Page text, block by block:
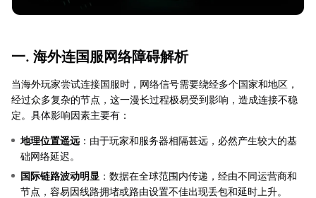
一. 海外连国服网络障碍解析
当海外玩家尝试连接国服时，网络信号需要绕经多个国家和地区，
经过众多复杂的节点，这一漫长过程极易受到影响，造成连接不稳
定。具体影响因素主要有：
地理位置遥远 ：由于玩家和服务器相隔甚远，必然产生较大的基
础网络延迟。
国际链路波动明显 ：数据在全球范围内传递，经由不同运营商和
节点，容易因线路拥堵或路由设置不佳出现丢包和延时上升。